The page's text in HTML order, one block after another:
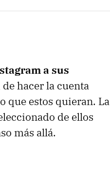
a sus
hacer la cuenta
que estos quieran. La
de ellos
más allá.